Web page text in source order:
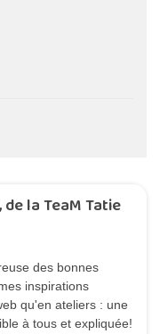
la TeaM Tatie
des bonnes
inspirations
qu'en ateliers : une
à tous et expliquée!